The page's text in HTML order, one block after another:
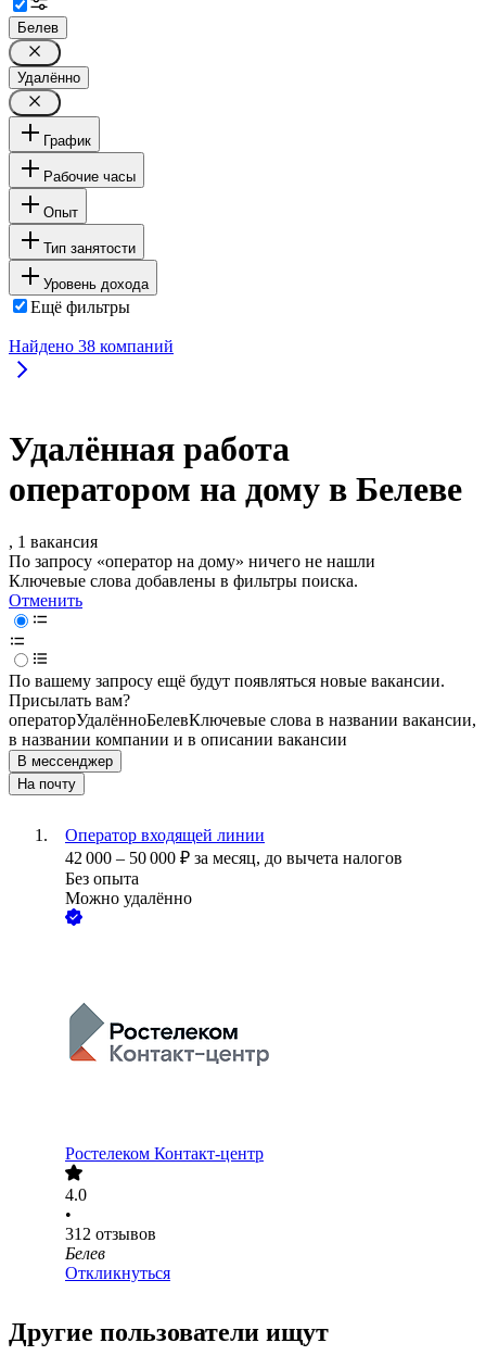
Белев
Удалённо
График
Рабочие часы
Опыт
Тип занятости
Уровень дохода
Ещё фильтры
Найдено 38 компаний
Удалённая работа
оператором на дому в Белеве
, 1 вакансия
По запросу «оператор на дому» ничего не нашли
Ключевые слова добавлены в фильтры поиска.
Отменить
По вашему запросу ещё будут появляться новые вакансии.
Присылать вам?
операторУдалённоБелевКлючевые слова в названии вакансии,
в названии компании и в описании вакансии
В мессенджер
На почту
Оператор входящей линии
42 000 – 50 000 ₽ за месяц, до вычета налогов
Без опыта
Можно удалённо
Ростелеком Контакт-центр
4.0
•
312 отзывов
Белев
Откликнуться
Другие пользователи ищут